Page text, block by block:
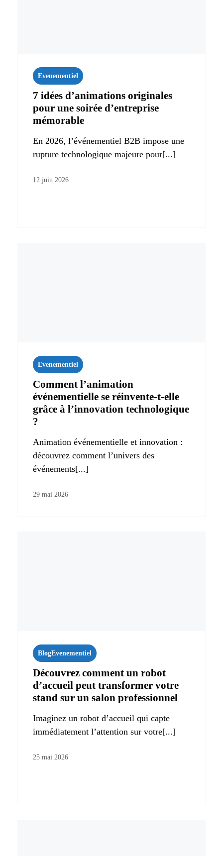
Evenementiel
7 idées d’animations originales
pour une soirée d’entreprise
mémorable
En 2026, l’événementiel B2B impose une
rupture technologique majeure pour[...]
12 juin 2026
Evenementiel
Comment l’animation
événementielle se réinvente-t-elle
grâce à l’innovation technologique
?
Animation événementielle et innovation :
découvrez comment l’univers des
événements[...]
29 mai 2026
BlogEvenementiel
Découvrez comment un robot
d’accueil peut transformer votre
stand sur un salon professionnel
Imaginez un robot d’accueil qui capte
immédiatement l’attention sur votre[...]
25 mai 2026